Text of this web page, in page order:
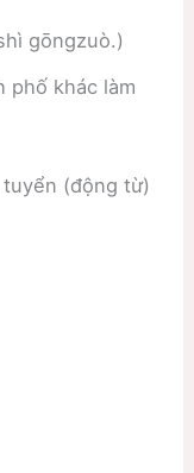
gōngzuò.)
phố khác làm
(động từ)